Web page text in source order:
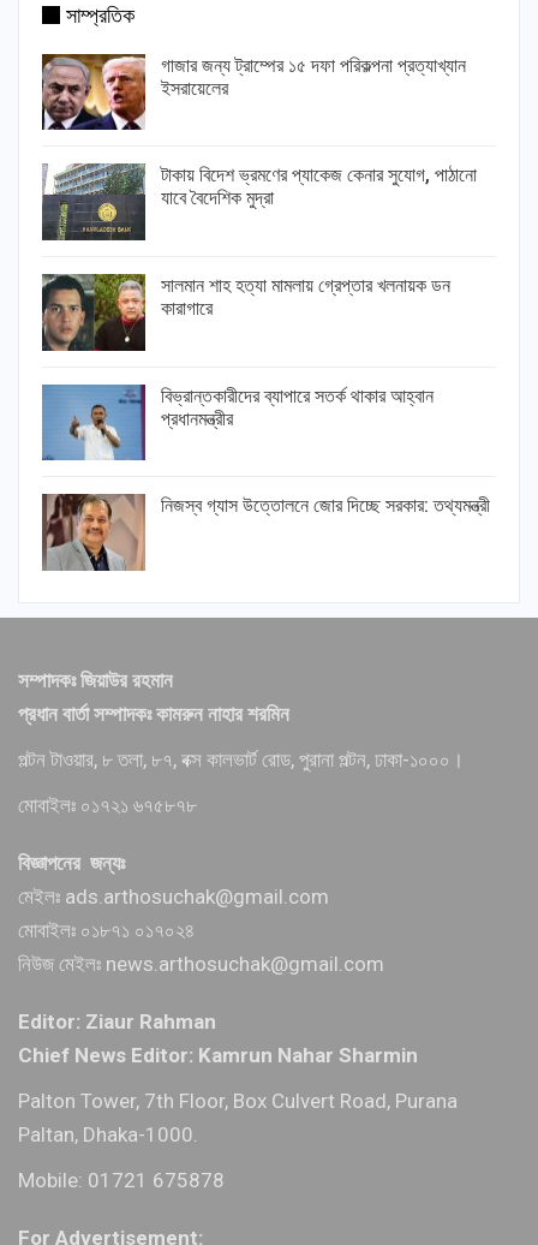
সাম্প্রতিক
গাজার জন্য ট্রাম্পের ১৫ দফা পরিকল্পনা প্রত্যাখ্যান
ইসরায়েলের
টাকায় বিদেশ ভ্রমণের প্যাকেজ কেনার সুযোগ, পাঠানো
যাবে বৈদেশিক মুদ্রা
সালমান শাহ হত্যা মামলায় গ্রেপ্তার খলনায়ক ডন
কারাগারে
বিভ্রান্তকারীদের ব্যাপারে সতর্ক থাকার আহ্বান
প্রধানমন্ত্রীর
নিজস্ব গ্যাস উত্তোলনে জোর দিচ্ছে সরকার: তথ্যমন্ত্রী
সম্পাদকঃ জিয়াউর রহমান
প্রধান বার্তা সম্পাদকঃ কামরুন নাহার শরমিন
পল্টন টাওয়ার, ৮ তলা, ৮৭, বক্স কালভার্ট রোড, পুরানা পল্টন, ঢাকা-১০০০।
মোবাইলঃ ০১৭২১ ৬৭৫৮৭৮
বিজ্ঞাপনের জন্যঃ
মেইলঃ ads.arthosuchak@gmail.com
মোবাইলঃ ০১৮৭১ ০১৭০২৪
নিউজ মেইলঃ news.arthosuchak@gmail.com
Editor: Ziaur Rahman
Chief News Editor: Kamrun Nahar Sharmin
Palton Tower, 7th Floor, Box Culvert Road, Purana
Paltan, Dhaka-1000.
Mobile: 01721 675878
For Advertisement: